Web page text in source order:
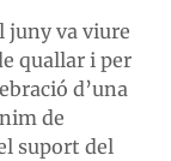
juny va viure
quallar i per
d’una
de
suport del